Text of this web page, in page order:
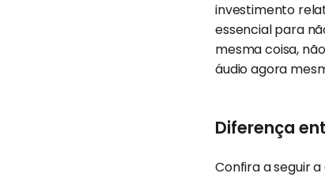
investimento
essencial para
mesma coisa,
áudio agora
Diferença
Confira a seguir